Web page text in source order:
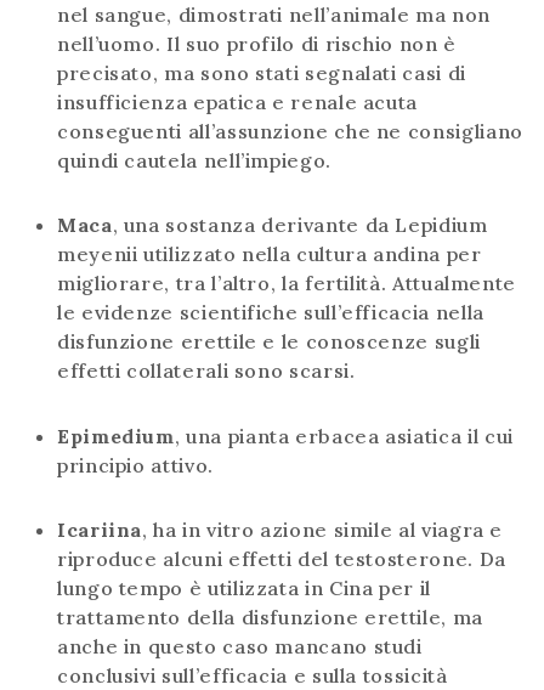
nel sangue, dimostrati nell’animale ma non
nell’uomo. Il suo profilo di rischio non è
precisato, ma sono stati segnalati casi di
insufficienza epatica e renale acuta
conseguenti all’assunzione che ne consigliano
quindi cautela nell’impiego.
Maca, una sostanza derivante da Lepidium
meyenii utilizzato nella cultura andina per
migliorare, tra l’altro, la fertilità. Attualmente
le evidenze scientifiche sull’efficacia nella
disfunzione erettile e le conoscenze sugli
effetti collaterali sono scarsi.
Epimedium, una pianta erbacea asiatica il cui
principio attivo.
Icariina, ha in vitro azione simile al viagra e
riproduce alcuni effetti del testosterone. Da
lungo tempo è utilizzata in Cina per il
trattamento della disfunzione erettile, ma
anche in questo caso mancano studi
conclusivi sull’efficacia e sulla tossicità